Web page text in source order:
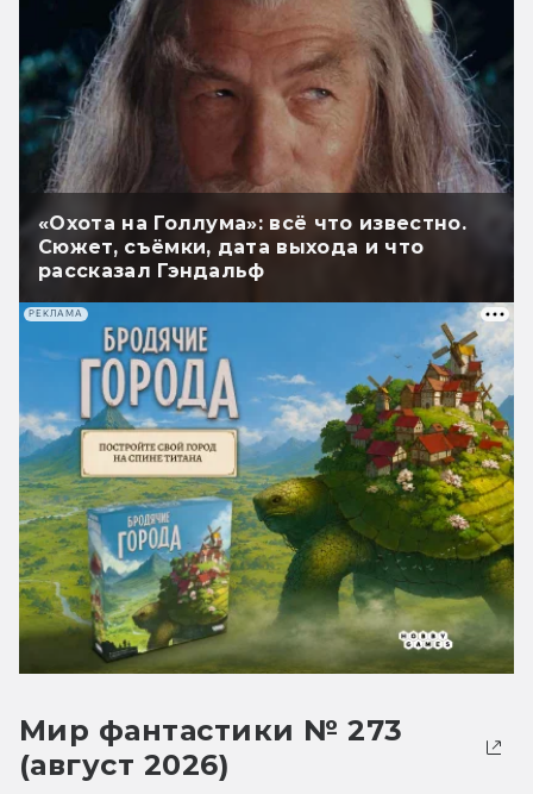
«Охота на Голлума»: всё что известно.
Сюжет, съёмки, дата выхода и что
рассказал Гэндальф
РЕКЛАМА
Мир фантастики № 273
(август 2026)